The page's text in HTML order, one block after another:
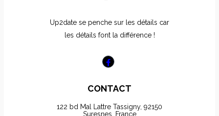
Up2date se penche sur les détails car
les détails font la différence !
CONTACT
122 bd Mal Lattre Tassigny, 92150
Suresnes, France